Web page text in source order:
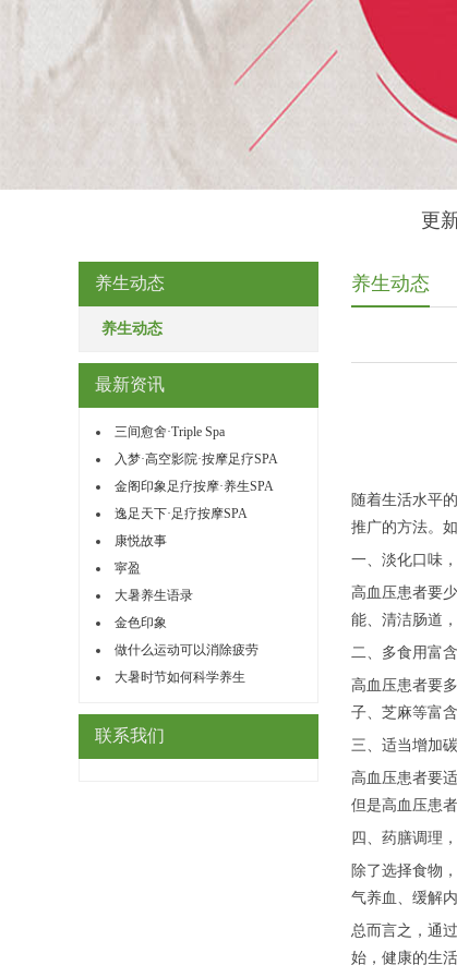
更
养生动态
养生动态
最新资讯
三间愈舍·Triple Spa
入梦·高空影院·按摩足疗SPA
金阁印象足疗按摩·养生SPA
逸足天下·足疗按摩SPA
康悦故事
寜盈
大暑养生语录
金色印象
做什么运动可以消除疲劳
大暑时节如何科学养生
联系我们
养生动态
随着生活水平
推广的方法。
一、淡化口味
高血压患者要
能、清洁肠道
二、多食用富
高血压患者要
子、芝麻等富
三、适当增加
高血压患者要
但是高血压患
四、药膳调理
除了选择食物
气养血、缓解
总而言之，通
始，健康的生